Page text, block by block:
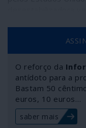
relativamente
Assembleia
recebido um
Estados Unidos,
dos lugares. É o
rogo, as maiores
inerência
escolhido pela
O reforço da
antídoto para a
Bastam 50
euros, 10 euros…
saber mais